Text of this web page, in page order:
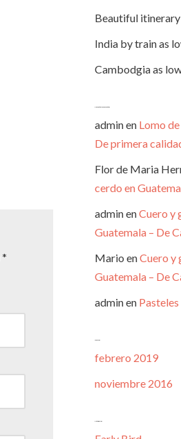
*
Beautiful
India by train as
Cambodgia as
Comentarios recientes
adminen Lomo
De primera
Flor de Maria
cerdo en
adminenCuero y
Guatemala – De
Mario enCuero y
Guatemala – De
adminen
Archivos
febrero 2019
noviembre 2016
Categorías